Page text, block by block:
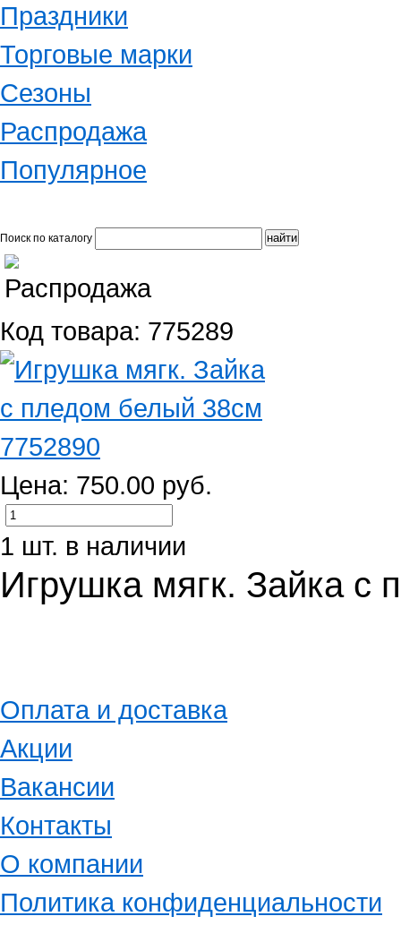
Праздники
Торговые марки
Сезоны
Распродажа
Популярное
Поиск по каталогу
Код товара: 775289
Цена: 750.00 руб.
1 шт. в наличии
Игрушка мягк. Зайка с
Оплата и доставка
Акции
Вакансии
Контакты
О компании
Политика конфиденциальности